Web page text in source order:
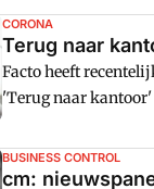
kunnen
zeker nu, een eerste
beantwoorden o.a.
CORONA
Terug naar
Facto heeft
'Terug naar kantoor'
resultaten geven een
facility
kantoororganisaties
BUSINESS CONTROL
cm: